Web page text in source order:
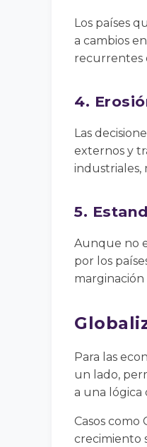
Los países
a cambios
recurrentes
4.
Las
externos y
industriales,
5.
Aunque no
por los
marginación
Para las
un lado,
a una lógica
Casos
crecimiento